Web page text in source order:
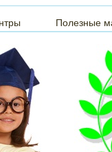
Полезные